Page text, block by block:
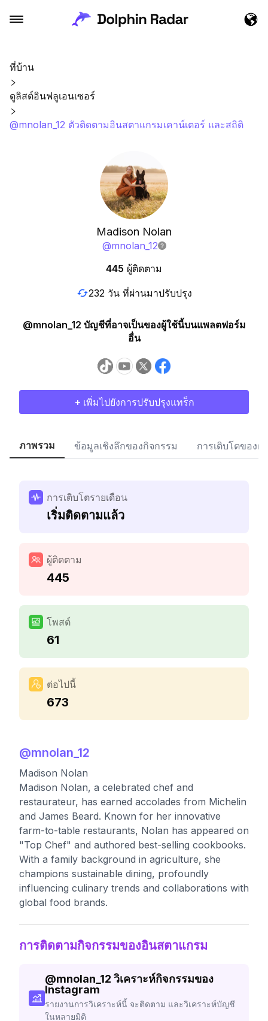
ที่บ้าน
ดูลิสต์อินฟลูเอนเซอร์
@mnolan_12 ตัวติดตามอินสตาแกรมเคาน์เตอร์ และสถิติ
Madison Nolan
@mnolan_12
445 ผู้ติดตาม
232 วัน ที่ผ่านมาปรับปรุง
@mnolan_12 บัญชีที่อาจเป็นของผู้ใช้นี้บนแพลตฟอร์ม
อื่น
+ เพิ่มไปยังการปรับปรุงแทร็ก
ภาพรวม ข้อมูลเชิงลึกของกิจกรรม การเติบโตของผู้
การเติบโตรายเดือน
เริ่มติดตามแล้ว
ผู้ติดตาม
445
โพสต์
61
ต่อไปนี้
673
@mnolan_12
Madison Nolan
Madison Nolan, a celebrated chef and
restaurateur, has earned accolades from Michelin
and James Beard. Known for her innovative
farm-to-table restaurants, Nolan has appeared on
"Top Chef" and authored best-selling cookbooks.
With a family background in agriculture, she
champions sustainable dining, profoundly
influencing culinary trends and collaborations with
global food brands.
การติดตามกิจกรรมของอินสตาแกรม
@mnolan_12 วิเคราะห์กิจกรรมของ
Instagram
รายงานการวิเคราะห์นี้ จะติดตาม และวิเคราะห์บัญชี
ในหลายมิติ